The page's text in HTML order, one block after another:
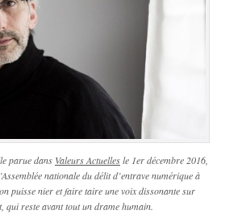
parue dans Valeurs Actuellesle 1er décembre 2016,
nationale du délit d’entrave numérique à
puisse nier et faire taire une voix dissonante sur
qui reste avant tout un drame humain.